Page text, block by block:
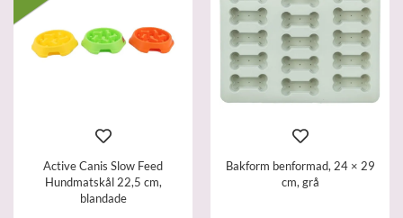
Active Canis Slow Feed
Hundmatskål 22,5 cm,
blandade
Bakform benformad, 24 × 29
cm, grå